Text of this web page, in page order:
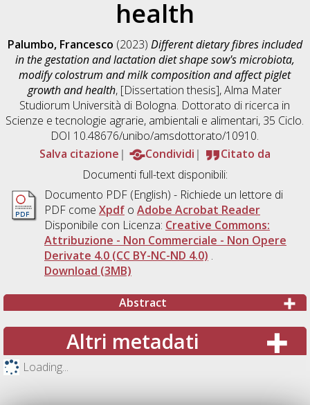
health
Palumbo, Francesco (2023) Different dietary fibres included
in the gestation and lactation diet shape sow's microbiota,
modify colostrum and milk composition and affect piglet
growth and health, [Dissertation thesis], Alma Mater
Studiorum Università di Bologna. Dottorato di ricerca in
Scienze e tecnologie agrarie, ambientali e alimentari, 35 Ciclo.
DOI 10.48676/unibo/amsdottorato/10910.
Salva citazione
Condividi
Citato da
Documenti full-text disponibili:
Documento PDF(English) - Richiede un lettore di
PDF come Xpdfo Adobe Acrobat Reader
Disponibile con Licenza: Creative Commons:
Attribuzione - Non Commerciale - Non Opere
Derivate 4.0 (CC BY-NC-ND 4.0) .
Download (3MB)
Abstract
Altri metadati
Loading...